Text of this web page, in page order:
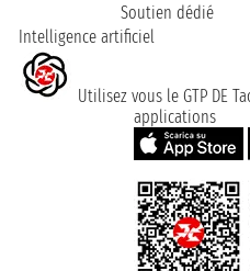
Soutien dédié
Intelligence artificiel
Utilisez vous le GTP DE
applications